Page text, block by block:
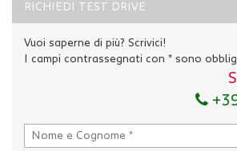
l'informativa
marketing
RICHIEDI TEST DRIVE
Vuoi saperne di più? Scrivici!
I campi contrassegnati con * sono